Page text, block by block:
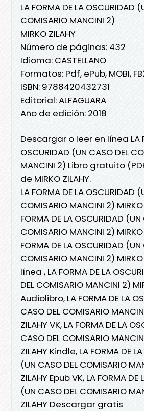
LA FORMA DE LA OSCURIDAD
COMISARIO MANCINI 2)
MIRKO ZILAHY
Número de páginas: 432
Idioma: CASTELLANO
Formatos: Pdf, ePub, MOBI,
ISBN: 9788420432731
Editorial: ALFAGUARA
Año de edición: 2018
Descargar o leer en línea LA
OSCURIDAD (UN CASO DEL
MANCINI 2) Libro gratuito
de MIRKO ZILAHY.
LA FORMA DE LA OSCURIDAD
COMISARIO MANCINI 2) MIRKO
FORMA DE LA OSCURIDAD (UN
COMISARIO MANCINI 2)
FORMA DE LA OSCURIDAD (UN
COMISARIO MANCINI 2)
línea , LA FORMA DE LA
DEL COMISARIO MANCINI 2)
Audiolibro, LA FORMA DE LA
CASO DEL COMISARIO
ZILAHY VK, LA FORMA DE LA
CASO DEL COMISARIO
ZILAHY Kindle, LA FORMA DE
(UN CASO DEL COMISARIO
ZILAHY Epub VK, LA FORMA DE
(UN CASO DEL COMISARIO
ZILAHY Descargar gratis